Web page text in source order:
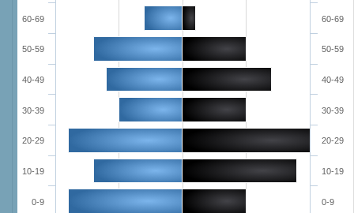
0-9
10-19
20-29
30-39
40-49
50-59
60-69
0-9
10-19
20-29
30-39
40-49
50-59
60-69